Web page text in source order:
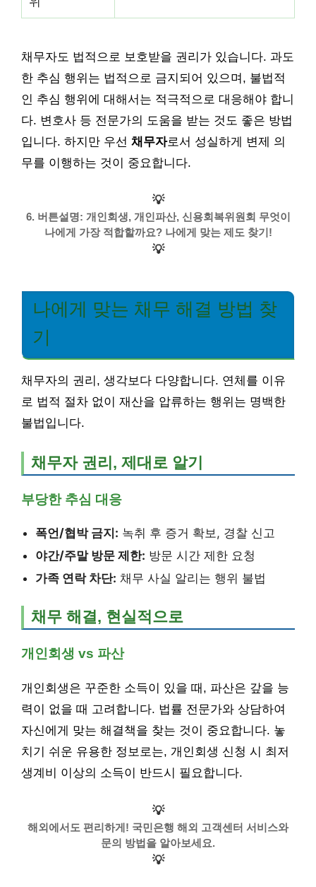
채무자도 법적으로 보호받을 권리가 있습니다. 과도
한 추심 행위는 법적으로 금지되어 있으며, 불법적
인 추심 행위에 대해서는 적극적으로 대응해야 합니
다. 변호사 등 전문가의 도움을 받는 것도 좋은 방법
입니다. 하지만 우선 채무자로서 성실하게 변제 의
무를 이행하는 것이 중요합니다.
💡
6. 버튼설명: 개인회생, 개인파산, 신용회복위원회 무엇이
나에게 가장 적합할까요? 나에게 맞는 제도 찾기!
💡
나에게 맞는 채무 해결 방법 찾
기
채무자의 권리, 생각보다 다양합니다. 연체를 이유
로 법적 절차 없이 재산을 압류하는 행위는 명백한
불법입니다.
채무자 권리, 제대로 알기
부당한 추심 대응
폭언/협박 금지: 녹취 후 증거 확보, 경찰 신고
야간/주말 방문 제한: 방문 시간 제한 요청
가족 연락 차단: 채무 사실 알리는 행위 불법
채무 해결, 현실적으로
개인회생 vs 파산
개인회생은 꾸준한 소득이 있을 때, 파산은 갚을 능
력이 없을 때 고려합니다. 법률 전문가와 상담하여
자신에게 맞는 해결책을 찾는 것이 중요합니다. 놓
치기 쉬운 유용한 정보로는, 개인회생 신청 시 최저
생계비 이상의 소득이 반드시 필요합니다.
💡
해외에서도 편리하게! 국민은행 해외 고객센터 서비스와
문의 방법을 알아보세요.
💡